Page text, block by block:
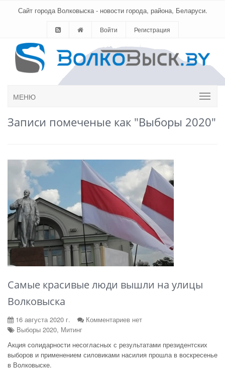
Сайт города Волковыска - новости города, района, Беларуси.
Войти Регистрация
МЕНЮ
Записи помеченые как "Выборы 2020"
Самые красивые люди вышли на улицы
Волковыска
16 августа 2020 г.
Комментариев нет
Выборы 2020, Митинг
Акция солидарности несогласных с результатами президентских
выборов и применением силовиками насилия прошла в воскресенье
в Волковыске.